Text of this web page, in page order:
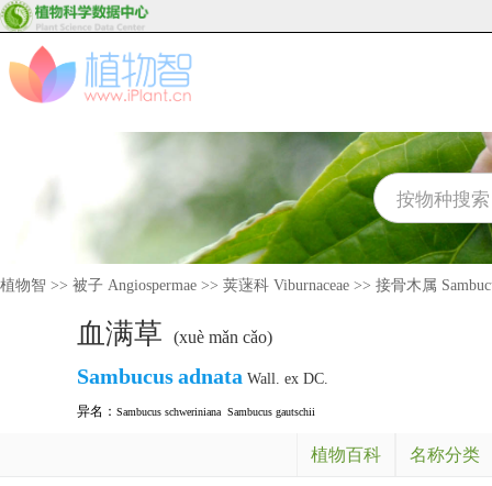
植物智 >> 被子 Angiospermae >> 荚蒾科 Viburnaceae >> 接骨木属
血满草 (xuè mǎn cǎo)
Sambucusadnata Wall. ex DC.
异名： Sambucus schweriniana Sambucus gautschii
植物百科 名称分类